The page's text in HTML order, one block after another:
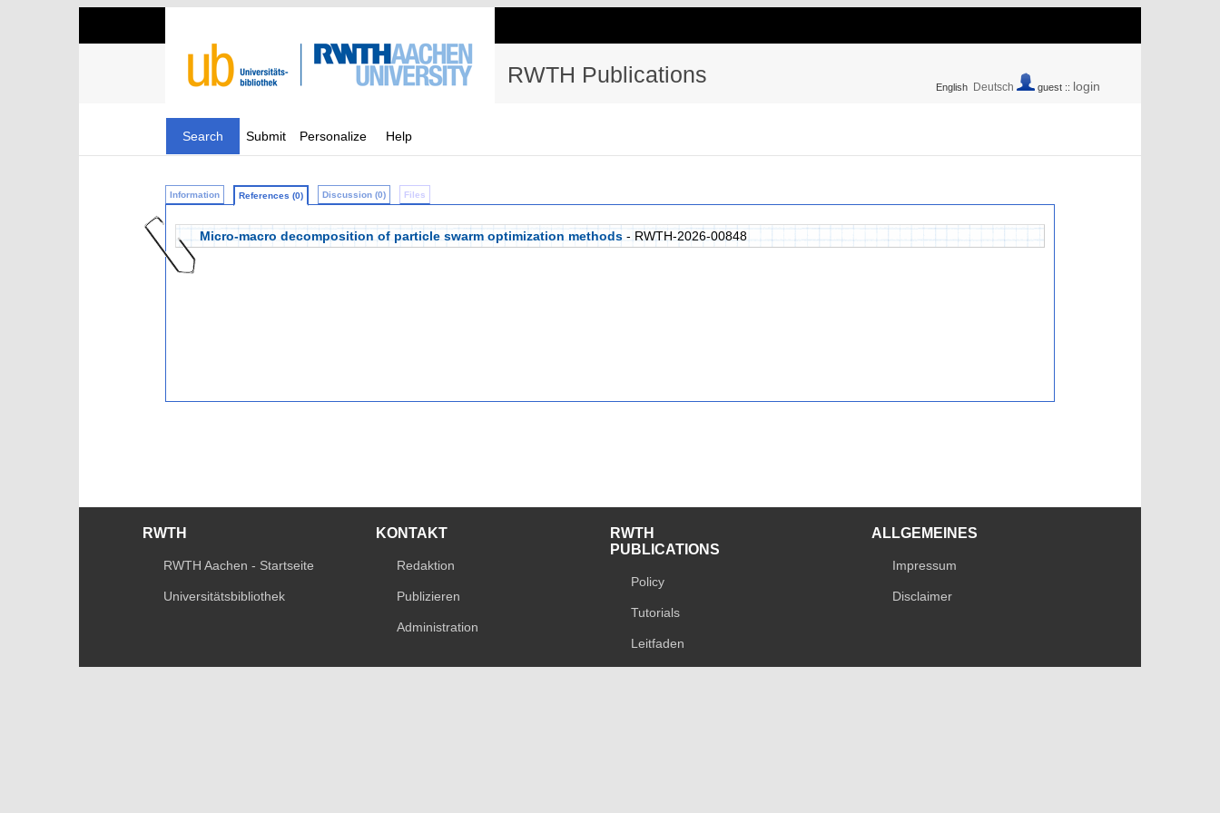
RWTH Publications English Deutsch guest :: login
Search Submit Personalize Help
Information References (0) Discussion (0) Files
Micro-macro decomposition of particle swarm optimization methods - RWTH-2026-00848
RWTH
RWTH Aachen - Startseite
Universitätsbibliothek
KONTAKT
Redaktion
Publizieren
Administration
RWTH
PUBLICATIONS
Policy
Tutorials
Leitfaden
ALLGEMEINES
Impressum
Disclaimer